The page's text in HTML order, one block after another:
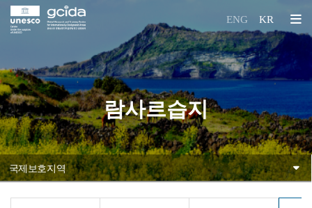
본문 바로가기
국제보호지역
글로벌 연구훈련센터
ENG KR
람사르습지
국제보호지역
다중 국제보호지역